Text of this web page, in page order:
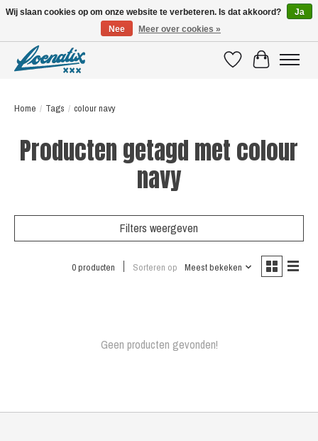
VerlanglijstWinkelwagen
Home / Tags / colour navy
Producten getagd met colour
navy
Filters weergeven
0 producten Sorteren op Meest bekeken
Geen producten gevonden!
Wij slaan cookies op om onze website te verbeteren. Is dat akkoord?
Ja
Nee
Meer over cookies »